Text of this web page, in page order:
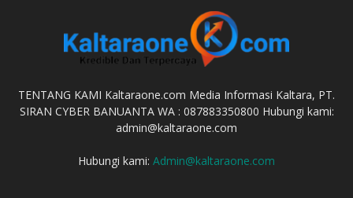
TENTANG KAMI Kaltaraone.com Media Informasi Kaltara, PT.
SIRAN CYBER BANUANTA WA : 087883350800 Hubungi kami:
admin@kaltaraone.com
Hubungi kami: Admin@kaltaraone.com